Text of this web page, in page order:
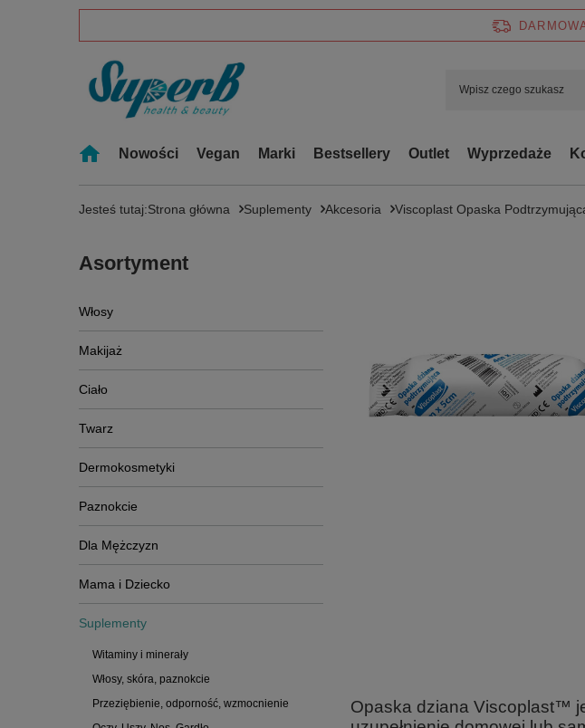
Nowości Vegan Marki Bestsellery Outlet Wyprzedaże
Jesteś tutaj:Strona główna Suplementy Akcesoria Viscoplast Opaska
Asortyment
Włosy
Makijaż
Ciało
Twarz
Dermokosmetyki
Paznokcie
Dla Mężczyzn
Mama i Dziecko
Suplementy
Witaminy i minerały
Włosy, skóra, paznokcie
Przeziębienie, odporność, wzmocnienie
Opaska dziana Viscoplast™